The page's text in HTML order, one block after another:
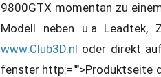
9800GTX momentan zu
Modell neben u.a Leadtek,
www.Club3D.nl oder direkt
fenster http:="">Produktseite